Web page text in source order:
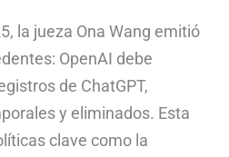
la jueza Ona Wang emitió
OpenAI debe
de ChatGPT,
y eliminados. Esta
clave como la